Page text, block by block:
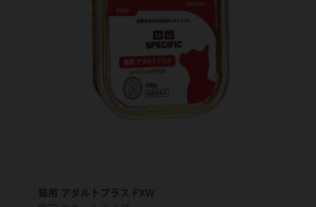
猫用 アダルトプラス FXW